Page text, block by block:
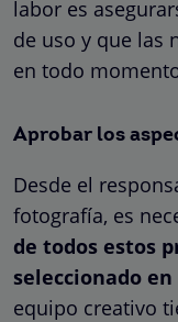
labor es
de uso y que las
en todo
Aprobar los
Desde el
fotografía, es
de todos estos
seleccionado
equipo creativo